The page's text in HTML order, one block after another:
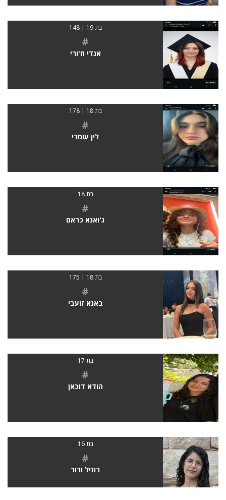
בת 19 | 148
#
אנדי ח'ורי
בת 18 | 178
#
לין עומרי
בת 18
#
ג'ואנא כראם
בת 18 | 175
#
באנא זועבי
בת 17
#
הודא דוכאן
בת 16
#
רוזיל ורור